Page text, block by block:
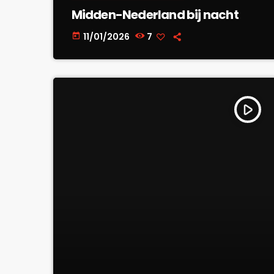
Midden-Nederland bij nacht
today 11/01/2026 7
play_arrow